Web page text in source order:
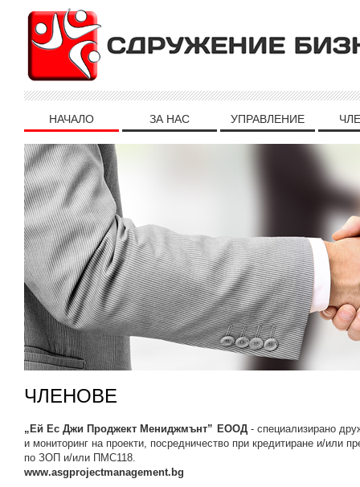
НАЧАЛО ЗА НАС УПРАВЛЕНИЕ
ЧЛЕНОВЕ
„Ей Ес Джи Проджект Мениджмънт” ЕООД- специализирано
и мониторинг на проекти, посредничество при кредитиране и/или
по ЗОП и/или ПМС118.
www.asgprojectmanagement.bg